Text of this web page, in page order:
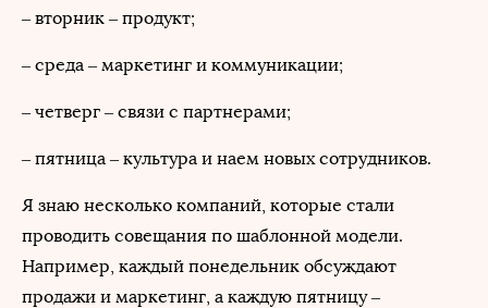
– вторник – продукт;
– среда – маркетинг и коммуникации;
– четверг – связи с партнерами;
– пятница – культура и наем новых сотрудников.
Я знаю несколько компаний, которые стали
проводить совещания по шаблонной модели.
Например, каждый понедельник обсуждают
продажи и маркетинг, а каждую пятницу –